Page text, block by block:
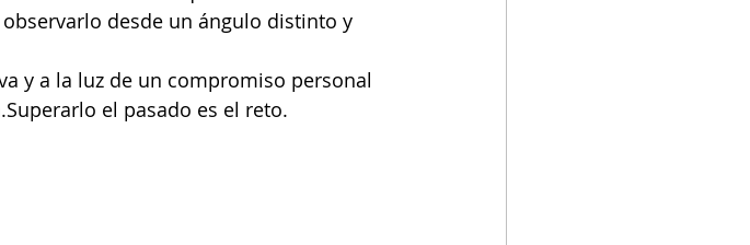
desde un ángulo distinto y
y a la luz de un compromiso personal
el pasado es el reto.